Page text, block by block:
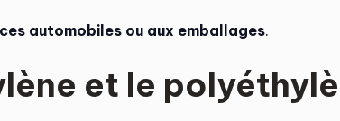
automobiles ou aux emballages.
et le